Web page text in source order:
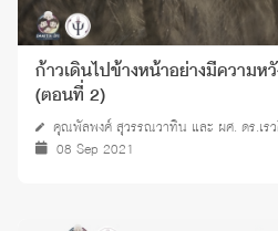
ก้าวเดินไปข้างหน้าอย่างมีความ
(ตอนที่ 2)
คุณพัลพงศ์ สุวรรณวาทิน และ ผศ. ดร.เร
08 Sep 2021